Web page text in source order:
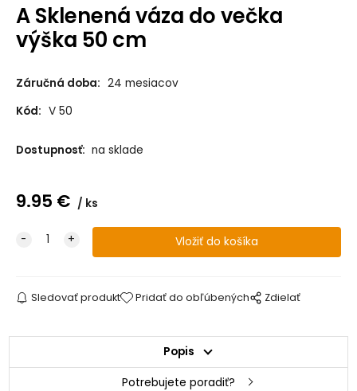
A Sklenená váza do večka
výška 50 cm
Záručná doba: 24 mesiacov
Kód: V 50
Dostupnosť: na sklade
9.95 € ks
Sledovať produkt Pridať do obľúbených Zdielať
Popis
Potrebujete poradiť?